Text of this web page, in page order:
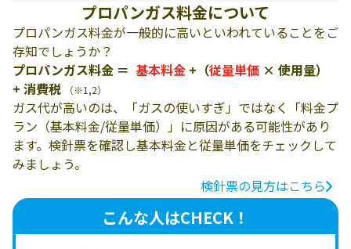
プロパンガス料金について
プロパンガス料金が一般的に高いといわれていることをご
存知でしょうか？
プロパンガス料金 ＝ 基本料金 +（従量単価 × 使用量）
+ 消費税
（※1,2）
ガス代が高いのは、「ガスの使いすぎ」ではなく「料金プ
ラン（基本料金/従量単価）」に原因がある可能性があり
ます。検針票を確認し基本料金と従量単価をチェックして
みましょう。
検針票の見方はこちら
こんな人はCHECK！